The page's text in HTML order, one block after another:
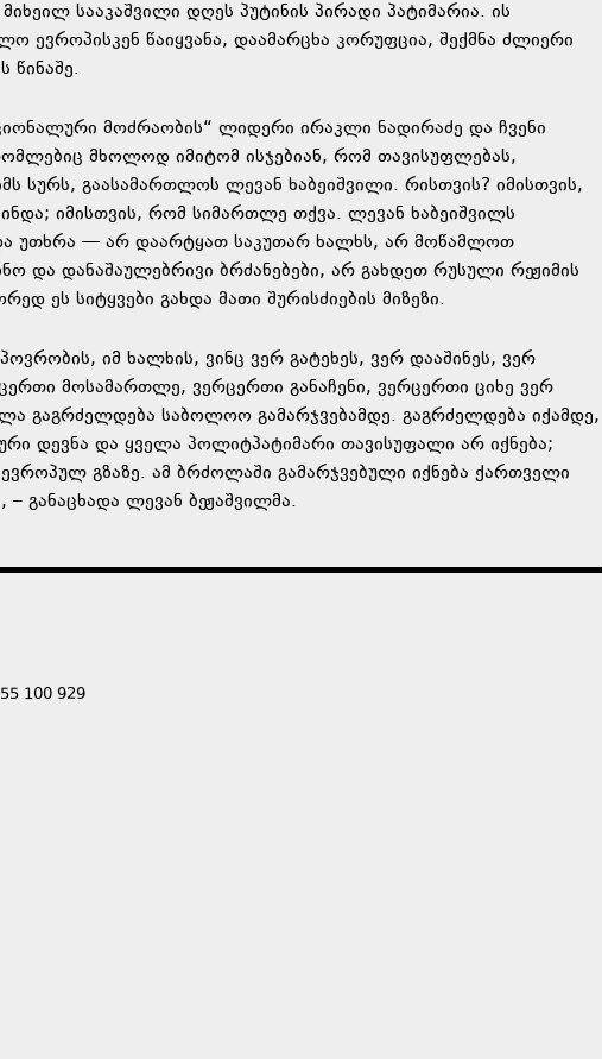
სააკაშვილი დღეს პუტინის პირადი პატიმარია. ის
წაიყვანა, დაამარცხა კორუფცია, შექმნა ძლიერი
წინაშე.
მოძრაობის“ ლიდერი ირაკლი ნადირაძე და ჩვენი
მხოლოდ იმიტომ ისჯებიან, რომ თავისუფლებას,
სურს, გაასამართლოს ლევან ხაბეიშვილი. რისთვის? იმისთვის,
იმისთვის, რომ სიმართლე თქვა. ლევან ხაბეიშვილს
უთხრა — არ დაარტყათ საკუთარ ხალხს, არ მოწამლოთ
და დანაშაულებრივი ბრძანებები, არ გახდეთ რუსული რეჟიმის
ეს სიტყვები გახდა მათი შურისძიების მიზეზი.
იმ ხალხის, ვინც ვერ გატეხეს, ვერ დააშინეს, ვერ
მოსამართლე, ვერცერთი განაჩენი, ვერცერთი ციხე ვერ
გაგრძელდება საბოლოო გამარჯვებამდე. გაგრძელდება იქამდე,
დევნა და ყველა პოლიტპატიმარი თავისუფალი არ იქნება;
გზაზე. ამ ბრძოლაში გამარჯვებული იქნება ქართველი
განაცხადა ლევან ბეჟაშვილმა.
100 929